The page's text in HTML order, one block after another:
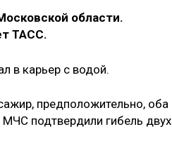
области.
ТАСС.
в карьер с водой.
предположительно, оба
подтвердили гибель двух